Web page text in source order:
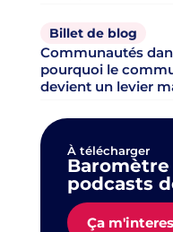
Billet de blog
Communautés
pourquoi le
devient un levier
À télécharger
podcasts
Ça